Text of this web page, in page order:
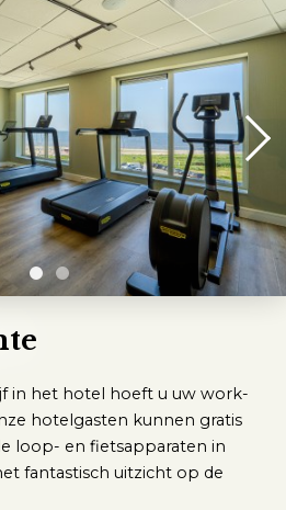
vragen
Contact
Route
in het hotel hoeft u uw work-
hotelgasten kunnen gratis
loop- en fietsapparaten in
fantastisch uitzicht op de